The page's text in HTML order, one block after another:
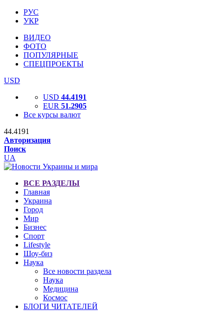
РУС
УКР
ВИДЕО
ФОТО
ПОПУЛЯРНЫЕ
СПЕЦПРОЕКТЫ
USD
USD 44.4191
EUR 51.2905
Все курсы валют
44.4191
Авторизация
Поиск
UA
ВСЕ РАЗДЕЛЫ
Главная
Украина
Город
Мир
Бизнес
Спорт
Lifestyle
Шоу-биз
Наука
Все новости раздела
Наука
Медицина
Космос
БЛОГИ ЧИТАТЕЛЕЙ